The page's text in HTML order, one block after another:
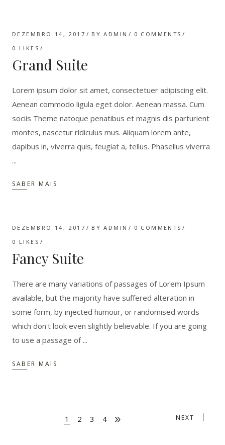
DEZEMBRO 14, 2017 BYADMIN
0 COMMENTS
0 LIKES
Grand Suite
Lorem ipsum dolor sit amet, consectetuer adipiscing elit.
Aenean commodo ligula eget dolor. Aenean massa. Cum
sociis Theme natoque penatibus et magnis dis parturient
montes, nascetur ridiculus mus. Aliquam lorem ante,
dapibus in, viverra quis, feugiat a, tellus. Phasellus viverra
SABER MAIS
DEZEMBRO 14, 2017 BYADMIN
0 COMMENTS
0 LIKES
Fancy Suite
There are many variations of passages of Lorem Ipsum
available, but the majority have suffered alteration in
some form, by injected humour, or randomised words
which don't look even slightly believable. If you are going
to use a passage of
SABER MAIS
1 2 3 4 NEXT